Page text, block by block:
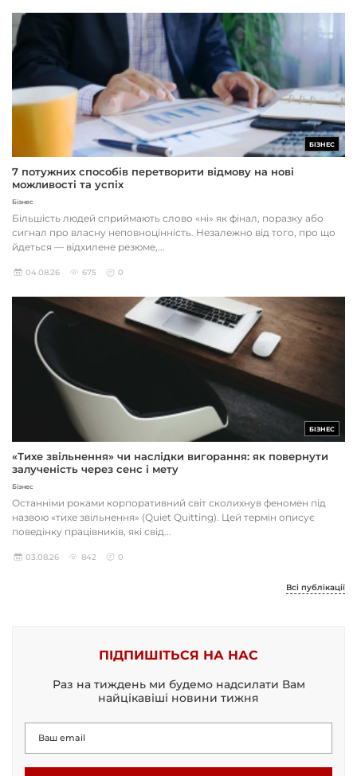
БІЗНЕС
7 потужних способів перетворити відмову на нові
можливості та успіх
Бізнес
Більшість людей сприймають слово «ні» як фінал, поразку або
сигнал про власну неповноцінність. Незалежно від того, про що
йдеться — відхилене резюме,...
04.08.26 675 0
БІЗНЕС
«Тихе звільнення» чи наслідки вигорання: як повернути
залученість через сенс і мету
Бізнес
Останніми роками корпоративний світ сколихнув феномен під
назвою «тихе звільнення» (Quiet Quitting). Цей термін описує
поведінку працівників, які свід...
03.08.26 842 0
Всі публікації
ПІДПИШІТЬСЯ НА НАС
Раз на тиждень ми будемо надсилати Вам
найцікавіші новини тижня